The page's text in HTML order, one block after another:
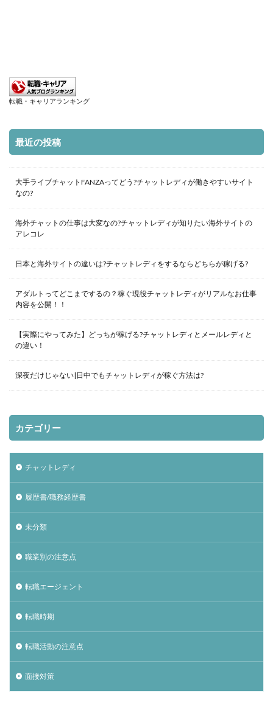
転職・キャリアランキング
最近の投稿
大手ライブチャットFANZAってどう?チャットレディが働きやすいサイト
なの?
海外チャットの仕事は大変なの?チャットレディが知りたい海外サイトの
アレコレ
日本と海外サイトの違いは?チャットレディをするならどちらが稼げる?
アダルトってどこまでするの？稼ぐ現役チャットレディがリアルなお仕事
内容を公開！！
【実際にやってみた】どっちが稼げる?チャットレディとメールレディと
の違い！
深夜だけじゃない|日中でもチャットレディが稼ぐ方法は?
カテゴリー
チャットレディ
履歴書/職務経歴書
未分類
職業別の注意点
転職エージェント
転職時期
転職活動の注意点
面接対策